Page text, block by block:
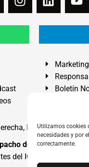
Utilizamos cookies
necesidades y por
correctamente.
Boletín
El Médano,
de Abogados El
del ICATF.